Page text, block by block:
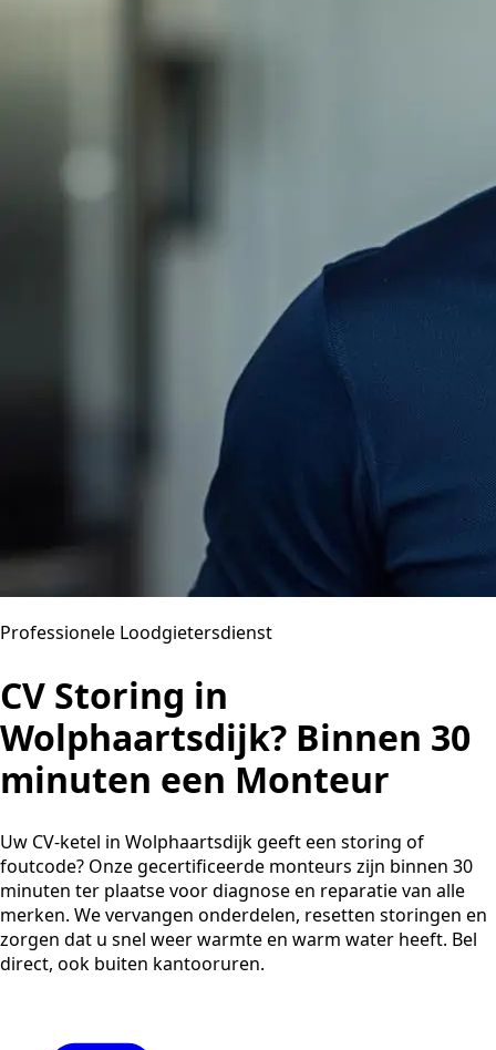
Professionele Loodgietersdienst
CV Storing in
Wolphaartsdijk? Binnen 30
minuten een Monteur
Uw CV-ketel in Wolphaartsdijk geeft een storing of
foutcode? Onze gecertificeerde monteurs zijn binnen 30
minuten ter plaatse voor diagnose en reparatie van alle
merken. We vervangen onderdelen, resetten storingen en
zorgen dat u snel weer warmte en warm water heeft. Bel
direct, ook buiten kantooruren.